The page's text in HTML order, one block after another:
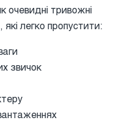
очевидні тривожні
які легко пропустити:
звичок